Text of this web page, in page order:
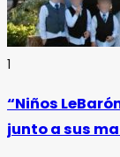
1
“Niños
junto a sus